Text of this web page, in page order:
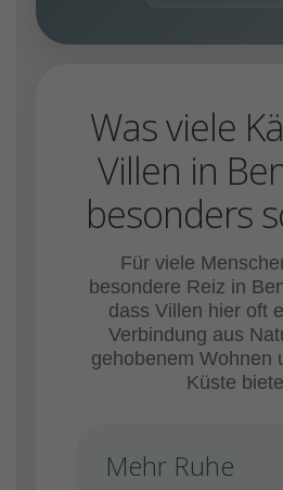
Was viele
Villen in
besonders
Für viele
besondere Reiz in
dass Villen hier oft
Verbindung aus
gehobenem Wohnen
Küste
Mehr Ruhe